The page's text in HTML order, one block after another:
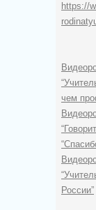
https://
чем
России”